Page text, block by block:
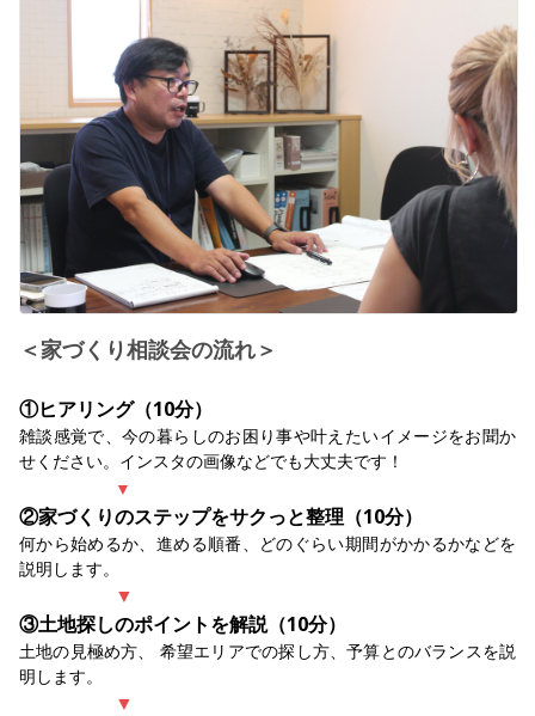
＜家づくり相談会の流れ＞
①ヒアリング（10分）
雑談感覚で、今の暮らしのお困り事や叶えたいイメージをお聞か
せください。インスタの画像などでも大丈夫です！
▼
②家づくりのステップをサクっと整理（10分）
何から始めるか、進める順番、どのぐらい期間がかかるかなどを
説明します。
▼
③土地探しのポイントを解説（10分）
土地の見極め方、 希望エリアでの探し方、予算とのバランスを説
明します。
▼